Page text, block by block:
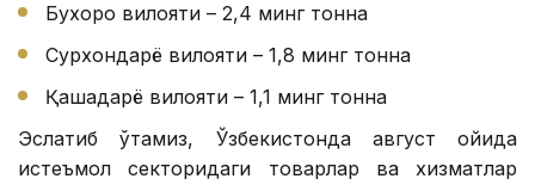
Бухоро вилояти – 2,4 минг тонна
Сурхондарё вилояти – 1,8 минг тонна
Қашқадарё вилояти – 1,1 минг тонна
Эслатиб ўтамиз, Ўзбекистонда август ойида
истеъмол секторидаги товарлар ва хизматлар